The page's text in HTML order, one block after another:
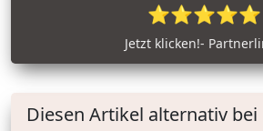
⭐⭐⭐⭐⭐
Jetzt klicken!-
Diesen Artikel alternativ bei